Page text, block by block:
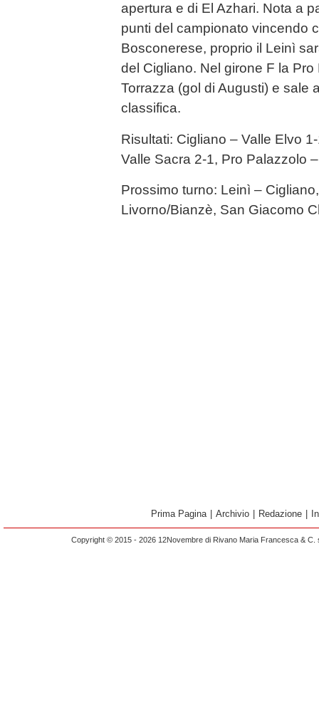
apertura e di El Azhari. Nota a
punti del campionato vincendo
Bosconerese, proprio il Leinì
del Cigliano. Nel girone F la
Torrazza (gol di Augusti) e sale
classifica.
Risultati: Cigliano – Valle Elvo
Valle Sacra 2-1, Pro Palazzolo
Prossimo turno: Leinì –
Livorno/Bianzè, San Giacomo
Prima Pagina Archivio Redazione
Copyright © 2015 - 2026 12Novembre di Rivano Maria Francesca &